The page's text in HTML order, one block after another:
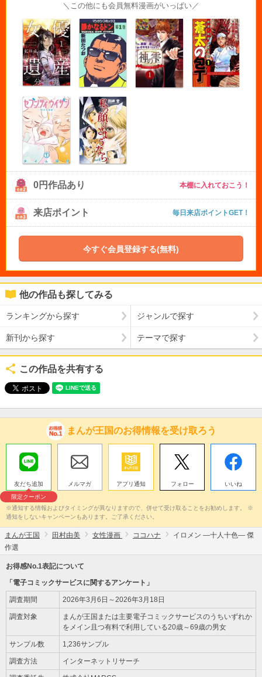
＼この他にも会員無料漫画がいっぱい／
0円作品あり 本棚に入れておこう！
来店ポイント 毎日来店ポイントGET！
今すぐ会員登録する(無料)
他の作品も探してみる
ランキングから探す ジャンルで探す
新刊から探す テーマで探す
この作品を共有する
まんが王国のお得情報を受け取ろう
友だち追加
限定クーポン
メルマガ アプリ通知 フォロー いいね
※通知する情報およびタイミングが異なりますので、併せて受け取ることをお勧めします。 ※
通知をしないキャンペーンもあります。ご了承ください。
まんが王国 田村由美 女性漫画 ココハナ
イロメン ―十人十色― 傑
作選
お得感No.1表記について
「電子コミックサービスに関するアンケート」
調査期間 2026年3月6日～2026年3月18日
調査対象
まんが王国または主要電子コミックサービスのうちいずれか
をメイン且つ有料で利用している20歳～69歳の男女
サンプル数 1,236サンプル
調査方法 インターネットリサーチ